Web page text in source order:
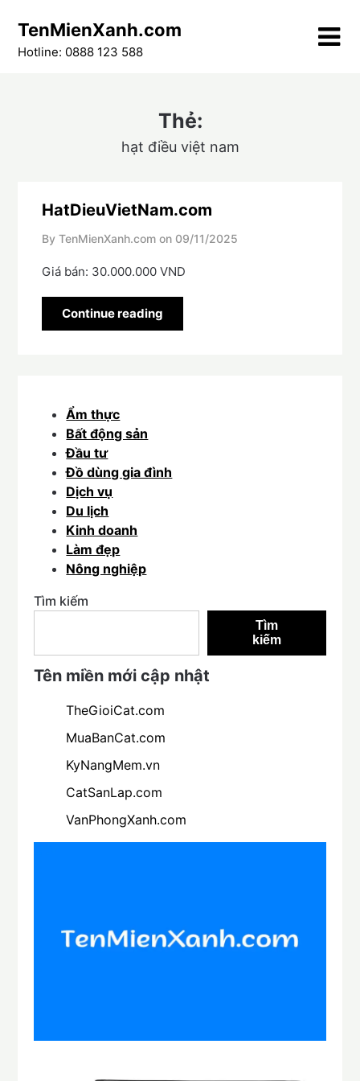
content
TenMienXanh.com
Hotline: 0888 123 588
Thẻ:
hạt điều việt nam
HatDieuVietNam.com
By TenMienXanh.com on 09/11/2025
Giá bán: 30.000.000 VND
Continue reading
Ẩm thực
Bất động sản
Đầu tư
Đồ dùng gia đình
Dịch vụ
Du lịch
Kinh doanh
Làm đẹp
Nông nghiệp
Tìm kiếm
Tìm
kiếm
Tên miền mới cập nhật
TheGioiCat.com
MuaBanCat.com
KyNangMem.vn
CatSanLap.com
VanPhongXanh.com